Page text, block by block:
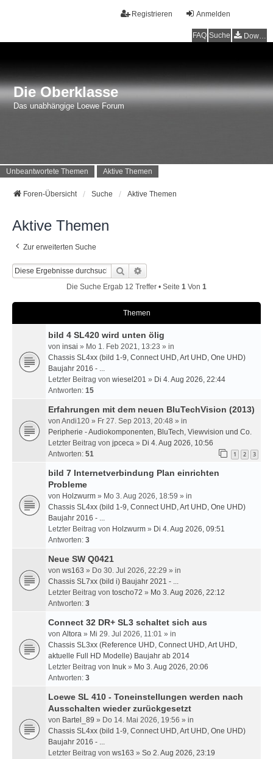
Anmelden
Registrieren
FAQ Suche Downloads
Die Oberklasse
Das unabhängige Loewe Forum
Unbeantwortete Themen Aktive Themen
Foren-Übersicht Suche Aktive Themen
Aktive Themen
Zur erweiterten Suche
Suche
Die Suche Ergab 12 Treffer • Seite 1 Von 1
Themen
bild 4 SL420 wird unten ölig
von insai » Mo 1. Feb 2021, 13:23 » in
Chassis SL4xx (bild 1-9, Connect UHD, Art UHD, One UHD)
Baujahr 2016 - ...
Letzter Beitrag von wiesel201 » Di 4. Aug 2026, 22:44
Antworten: 15
Erfahrungen mit dem neuen BluTechVision (2013)
von Andi120 » Fr 27. Sep 2013, 20:48 » in
Peripherie - Audiokomponenten, BluTech, Viewvision und Co.
Letzter Beitrag von jpceca » Di 4. Aug 2026, 10:56
Antworten: 51 1 2 3
bild 7 Internetverbindung Plan einrichten
Probleme
von Holzwurm » Mo 3. Aug 2026, 18:59 » in
Chassis SL4xx (bild 1-9, Connect UHD, Art UHD, One UHD)
Baujahr 2016 - ...
Letzter Beitrag von Holzwurm » Di 4. Aug 2026, 09:51
Antworten: 3
Neue SW Q0421
von ws163 » Do 30. Jul 2026, 22:29 » in
Chassis SL7xx (bild i) Baujahr 2021 - ...
Letzter Beitrag von toscho72 » Mo 3. Aug 2026, 22:12
Antworten: 3
Connect 32 DR+ SL3 schaltet sich aus
von Altora » Mi 29. Jul 2026, 11:01 » in
Chassis SL3xx (Reference UHD, Connect UHD, Art UHD,
aktuelle Full HD Modelle) Baujahr ab 2014
Letzter Beitrag von Inuk » Mo 3. Aug 2026, 20:06
Antworten: 3
Loewe SL 410 - Toneinstellungen werden nach
Ausschalten wieder zurückgesetzt
von Bartel_89 » Do 14. Mai 2026, 19:56 » in
Chassis SL4xx (bild 1-9, Connect UHD, Art UHD, One UHD)
Baujahr 2016 - ...
Letzter Beitrag von ws163 » So 2. Aug 2026, 23:19